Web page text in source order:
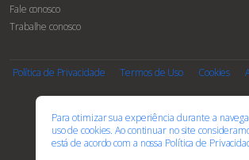
Fale conosco
Trabalhe conosco
Política de Privacidade Termos de Uso Cookies
Para otimizar sua experiência durante a
uso de cookies. Ao continuar no site
está de acordo com a nossa Política de